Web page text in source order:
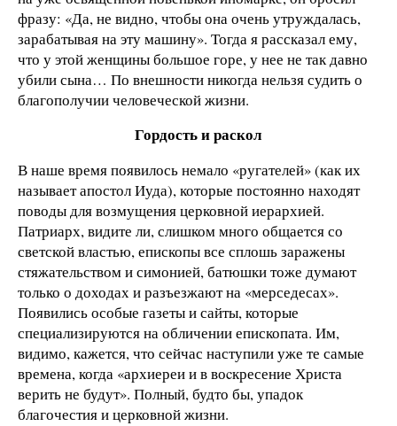
фразу: «Да, не видно, чтобы она очень утруждалась,
зарабатывая на эту машину». Тогда я рассказал ему,
что у этой женщины большое горе, у нее не так давно
убили сына… По внешности никогда нельзя судить о
благополучии человеческой жизни.
Гордость и раскол
В наше время появилось немало «ругателей» (как их
называет апостол Иуда), которые постоянно находят
поводы для возмущения церковной иерархией.
Патриарх, видите ли, слишком много общается со
светской властью, епископы все сплошь заражены
стяжательством и симонией, батюшки тоже думают
только о доходах и разъезжают на «мерседесах».
Появились особые газеты и сайты, которые
специализируются на обличении епископата. Им,
видимо, кажется, что сейчас наступили уже те самые
времена, когда «архиереи и в воcкресение Христа
верить не будут». Полный, будто бы, упадок
благочестия и церковной жизни.